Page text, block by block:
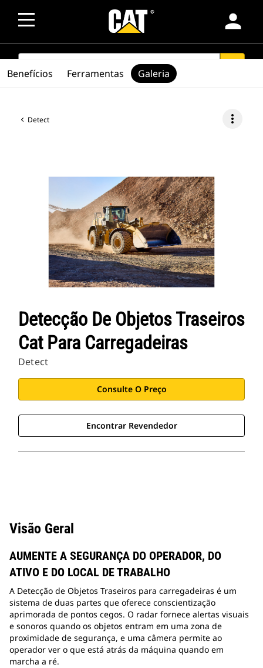
person
SEARCH
Detect more_vert
Detecção De Objetos Traseiros
Cat Para Carregadeiras
Detect
Consulte O Preço
Encontrar Revendedor
Benefícios Ferramentas Galeria
Visão Geral
AUMENTE A SEGURANÇA DO OPERADOR, DO
ATIVO E DO LOCAL DE TRABALHO
A Detecção de Objetos Traseiros para carregadeiras é um
sistema de duas partes que oferece conscientização
aprimorada de pontos cegos. O radar fornece alertas visuais
e sonoros quando os objetos entram em uma zona de
proximidade de segurança, e uma câmera permite ao
operador ver o que está atrás da máquina quando em
marcha a ré.